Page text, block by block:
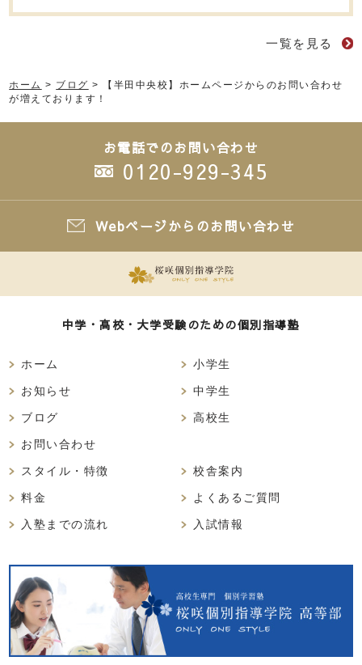
一覧を見る
ホーム > ブログ >
【半田中央校】ホームページからのお問い合わせ
が増えております！
お電話でのお問い合わせ
0120-929-345
Webページからのお問い合わせ
中学・高校・大学受験のための個別指導塾
ホーム
お知らせ
ブログ
お問い合わせ
小学生
中学生
高校生
スタイル・特徴
料金
入塾までの流れ
校舎案内
よくあるご質問
入試情報